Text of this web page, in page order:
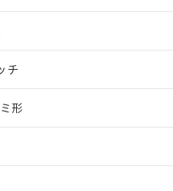
チ
形